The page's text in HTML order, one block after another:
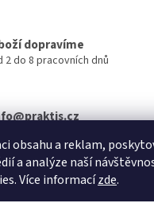
obsahu a reklam,
a analýze naší
Více informacízde.
í
k
v
ý
p
n
í
dopravíme
2 do 8 pracovních dnů